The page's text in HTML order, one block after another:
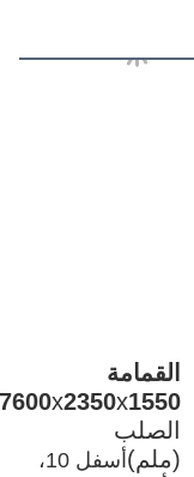
x2350x1550ملم
(ملم)